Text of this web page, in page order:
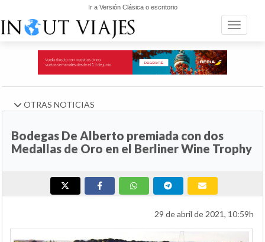
Ir a Versión Clásica o escritorio
Toggle
OTRAS NOTICIAS
Bodegas De Alberto premiada con dos
Medallas de Oro en el Berliner Wine Trophy
29 de abril de 2021, 10:59h